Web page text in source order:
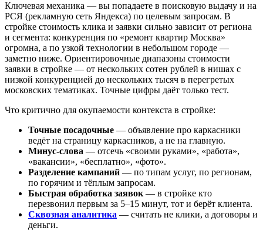
Ключевая механика — вы попадаете в поисковую выдачу и на
РСЯ (рекламную сеть Яндекса) по целевым запросам. В
стройке стоимость клика и заявки сильно зависит от региона
и сегмента: конкуренция по «ремонт квартир Москва»
огромна, а по узкой технологии в небольшом городе —
заметно ниже. Ориентировочные диапазоны стоимости
заявки в стройке — от нескольких сотен рублей в нишах с
низкой конкуренцией до нескольких тысяч в перегретых
московских тематиках. Точные цифры даёт только тест.
Что критично для окупаемости контекста в стройке:
Точные посадочные — объявление про каркасники
ведёт на страницу каркасников, а не на главную.
Минус-слова — отсечь «своими руками», «работа»,
«вакансии», «бесплатно», «фото».
Разделение кампаний — по типам услуг, по регионам,
по горячим и тёплым запросам.
Быстрая обработка заявок — в стройке кто
перезвонил первым за 5–15 минут, тот и берёт клиента.
Сквозная аналитика — считать не клики, а договоры и
деньги.